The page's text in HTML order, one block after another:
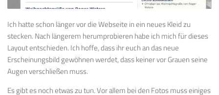
Ich hatte schon länger vor die Webseite in ein neues Kleid zu
stecken. Nach längerem herumprobieren habe ich mich für dieses
Layout entschieden. Ich hoffe, dass ihr euch an das neue
Erscheinungsbild gewöhnen werdet, dass keiner vor Grauen seine
Augen verschließen muss.
Es gibt es noch etwas zu tun. Vor allem bei den Fotos muss einiges